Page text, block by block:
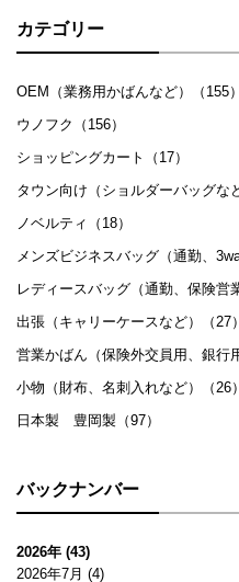
カテゴリー
OEM（業務用かばんなど）（155）
ウノフク（156）
ショッピングカート（17）
タウン向け（ショルダーバッグな
ノベルティ（18）
メンズビジネスバッグ（通勤、
レディースバッグ（通勤、保険営
出張（キャリーケースなど）（27）
営業かばん（保険外交員用、銀行
小物（財布、名刺入れなど）（26）
日本製 豊岡製（97）
バックナンバー
2026年 (43)
2026年7月 (4)